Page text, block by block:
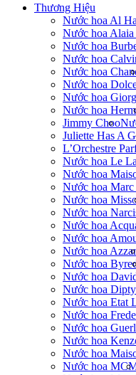
Thương Hiệu
Nước hoa Al
Nước hoa Alaia
Nước hoa
Nước hoa
Nước hoa
Nước hoa
Nước hoa
Nước hoa
Jimmy Choo
Juliette Has A
L’Orchestre
Nước hoa Le
Nước hoa
Nước hoa Marc
Nước hoa
Nước hoa
Nước hoa
Nước hoa
Nước hoa
Nước hoa
Nước hoa
Nước hoa
Nước hoa Etat
Nước hoa
Nước hoa
Nước hoa
Nước hoa
Nước hoa